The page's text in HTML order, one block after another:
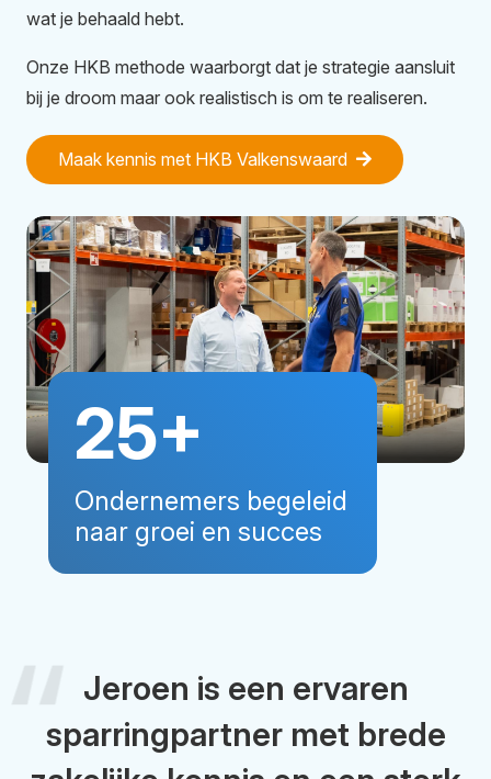
wat je behaald hebt.
Onze HKB methode waarborgt dat je strategie aansluit
bij je droom maar ook realistisch is om te realiseren.
Maak kennis met HKB Valkenswaard
25+
Ondernemers begeleid
naar groei en succes
Jeroen is een ervaren
sparringpartner met brede